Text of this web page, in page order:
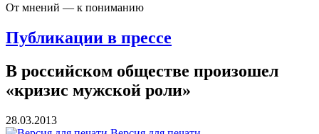
От мнений — к пониманию
Публикации в прессе
В российском обществе произошел
«кризис мужской роли»
28.03.2013